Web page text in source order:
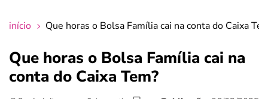
crédito fácil
início Que horas o Bolsa Família cai na conta do Caixa
Que horas o Bolsa Família cai na
conta do Caixa Tem?